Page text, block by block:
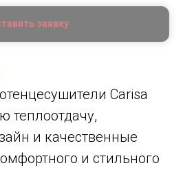
заявку
Carisa
теплоотдачу,
и качественные
и стильного